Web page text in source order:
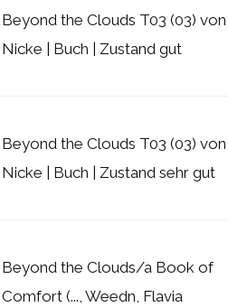
Beyond the Clouds T03 (03) von
Nicke | Buch | Zustand gut
Beyond the Clouds T03 (03) von
Nicke | Buch | Zustand sehr gut
Beyond the Clouds/a Book of
Comfort (..., Weedn, Flavia